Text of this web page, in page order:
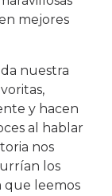
mejores
nuestra
y hacen
al hablar
nos
los
que leemos